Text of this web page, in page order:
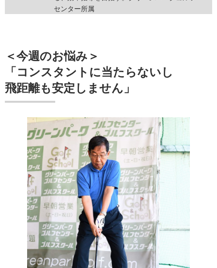
センター所属
＜今週のお悩み＞
「コンスタントに当たらないし
飛距離も安定しません」